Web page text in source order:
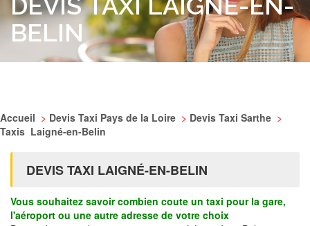
BELIN
Accueil > Devis Taxi Pays de la Loire > Devis Taxi Sarthe >
Taxis Laigné-en-Belin
DEVIS TAXI LAIGNÉ-EN-BELIN
Vous souhaitez savoir combien coute un taxi pour la gare,
l'aéroport ou une autre adresse de votre choix